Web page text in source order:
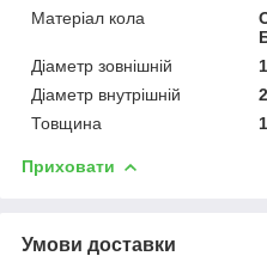
Матеріал кола
Діаметр зовнішній
Діаметр внутрішній
Товщина
Приховати
Умови доставки